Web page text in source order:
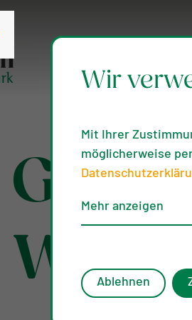
Wir
Mit Ihrer
möglicherweise
Mehr anzeigen
Ablehnen